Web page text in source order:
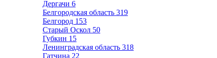
Дергачи 6
Белгородская область 319
Белгород 153
Старый Оскол 50
Губкин 15
Ленинградская область 318
Гатчина 22